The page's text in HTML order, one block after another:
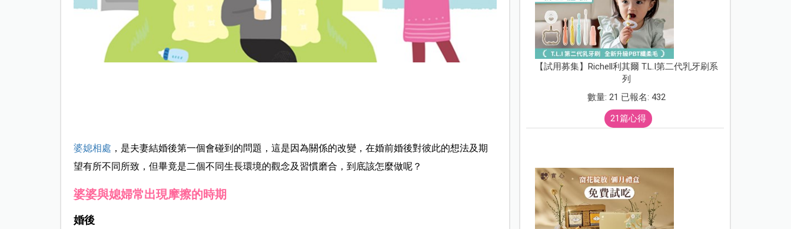
婆媳相處 ，是夫妻結婚後第一個會碰到的問題，這是因為關係的改變，在婚前婚後對彼此的想法及期
望有所不同所致，但畢竟是二個不同生長環境的觀念及習慣磨合，到底該怎麼做呢？
婆婆與媳婦常出現摩擦的時期
婚後
【試用募集】Richell利其爾 T.L.I第二代乳牙刷系
列
數量: 21 已報名: 432
21篇心得